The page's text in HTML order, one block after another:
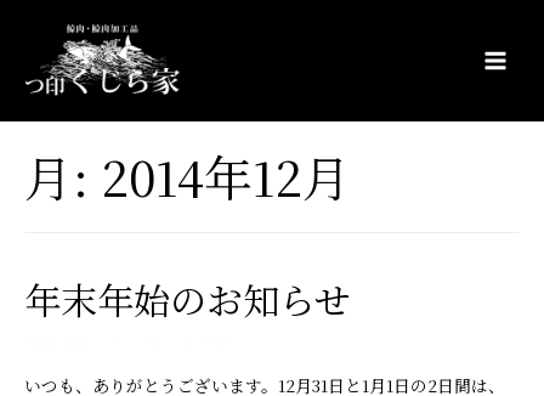
Main
月: 2014年12月
年末年始のお知らせ
いつも、ありがとうございます。12月31日と1月1日の2日間は、